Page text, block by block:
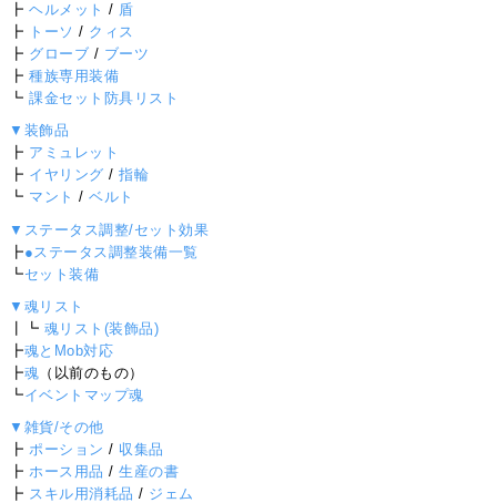
┣ヘルメット / 盾
┣ トーソ / クィス
┣ グローブ / ブーツ
┣種族専用装備
┗課金セット防具リスト
▼装飾品
┣ アミュレット
┣ イヤリング /指輪
┗ マント /ベルト
▼ステータス調整/セット効果
┣●ステータス調整装備一覧
┗セット装備
▼魂リスト
┃┗ 魂リスト(装飾品)
┣魂とMob対応
┣魂 （以前のもの）
┗イベントマップ魂
▼雑貨/その他
┣ ポーション / 収集品
┣ ホース用品 /生産の書
┣ スキル用消耗品 / ジェム